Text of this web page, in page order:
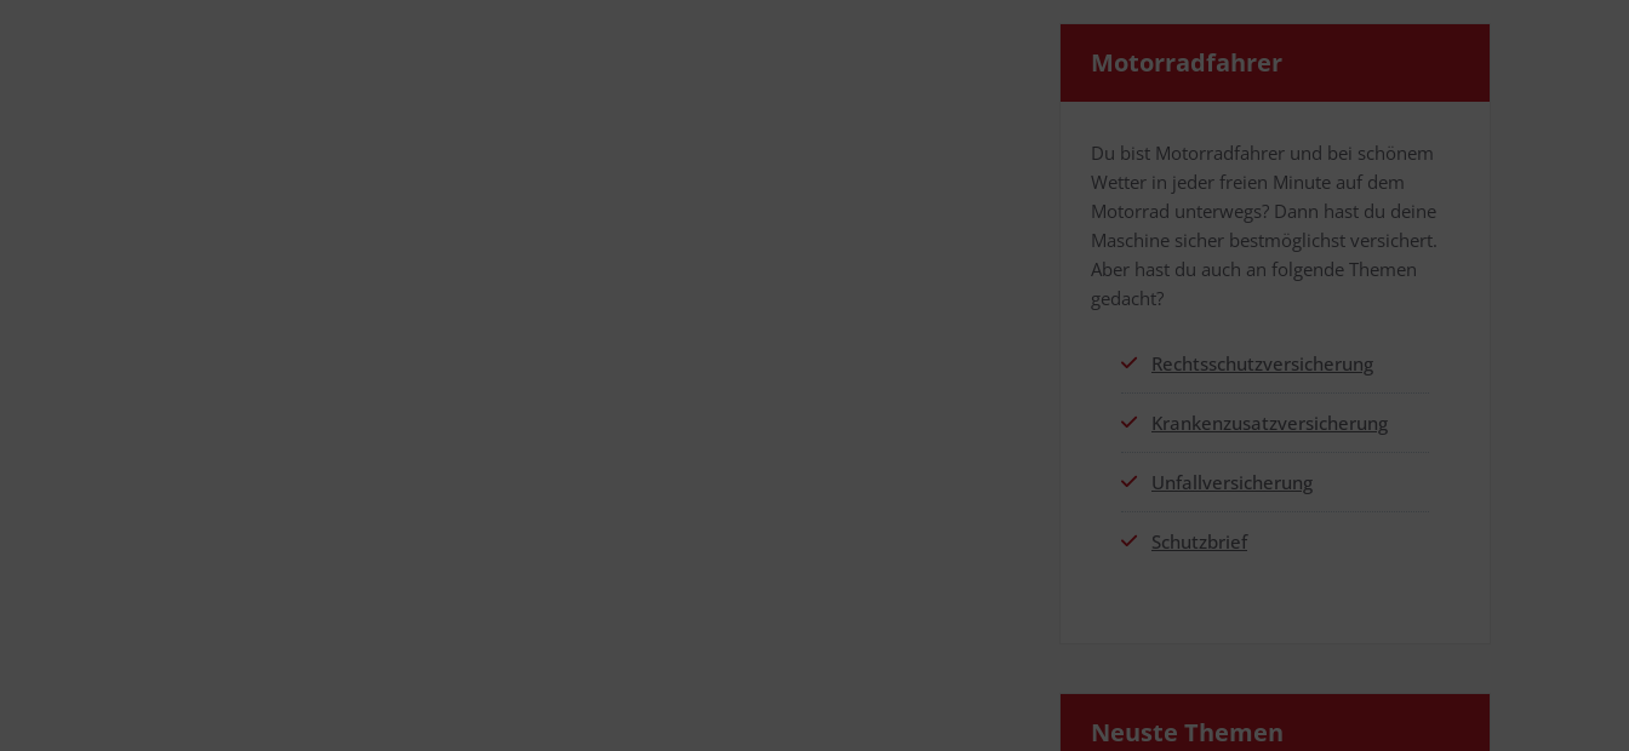
Motor­rad­fah­rer
Du bist Motor­rad­fah­rer und bei schö­nem
Wet­ter in jeder frei­en Minu­te auf dem
Motor­rad unter­wegs? Dann hast du dei­ne
Maschi­ne sicher best­mög­lichst ver­si­chert.
Aber hast du auch an fol­gen­de The­men
gedacht?
Rechts­schutz­ver­si­che­rung
Kran­ken­zu­satz­ver­si­che­rung
Unfall­ver­si­che­rung
Schutz­brief
Neus­te Themen